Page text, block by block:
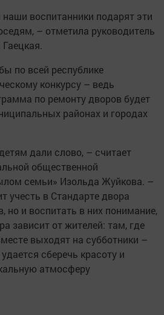
воспитанники подарят эти
– отметила руководитель
по всей республике
конкурсу – ведь
по ремонту дворов будет
районах и городах
дали слово, – считает
общественной
семьи» Изольда Жуйкова. –
учесть в Стандарте двора
и воспитать в них понимание,
зависит от жителей: там, где
выходят на субботники –
сберечь красоту и
атмосферу